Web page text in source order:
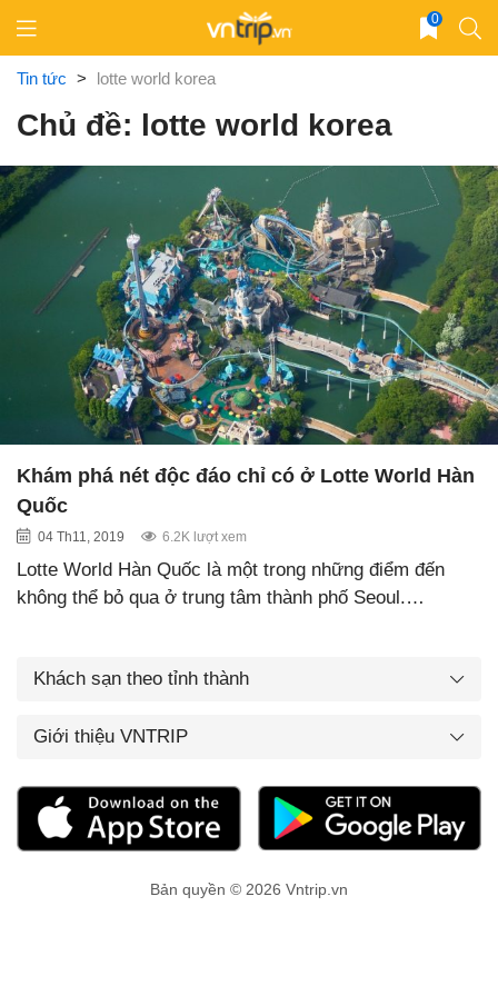
content
0
Tin tức > lotte world korea
Chủ đề: lotte world korea
Khám phá nét độc đáo chỉ có ở Lotte World Hàn
Quốc
04 Th11, 2019 6.2K lượt xem
Lotte World Hàn Quốc là một trong những điểm đến
không thể bỏ qua ở trung tâm thành phố Seoul.…
Khách sạn theo tỉnh thành
Giới thiệu VNTRIP
Bản quyền © 2026 Vntrip.vn